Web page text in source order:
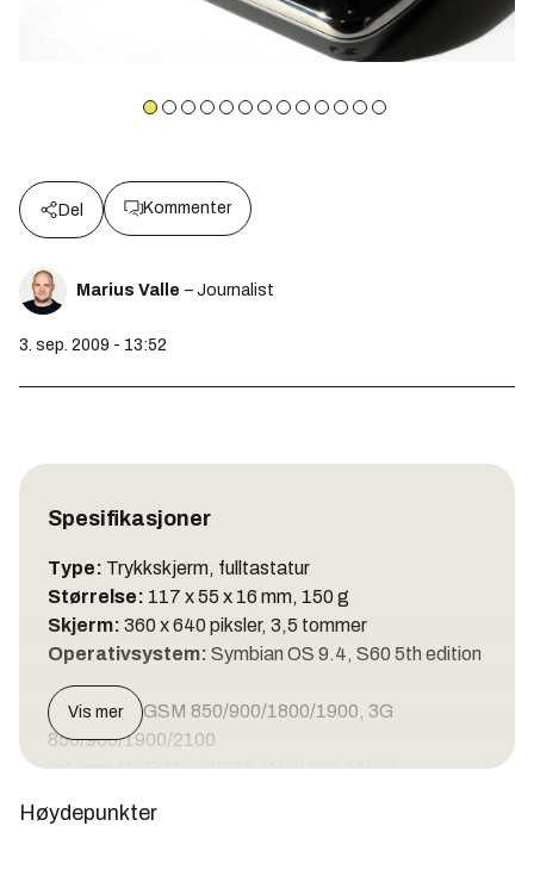
Del Kommenter
Marius Valle – Journalist
3. sep. 2009 - 13:52
Spesifikasjoner
Type: Trykkskjerm, fulltastatur
Størrelse: 117 x 55 x 16 mm, 150 g
Skjerm: 360 x 640 piksler, 3,5 tommer
Operativsystem: Symbian OS 9.4, S60 5th edition
Nettverk: GSM 850/900/1800/1900, 3G
850/900/1900/2100
Internett:Edge, HSPA, Wi-fi 802.11b/g
GPS:AGPS
Vis mer
Høydepunkter